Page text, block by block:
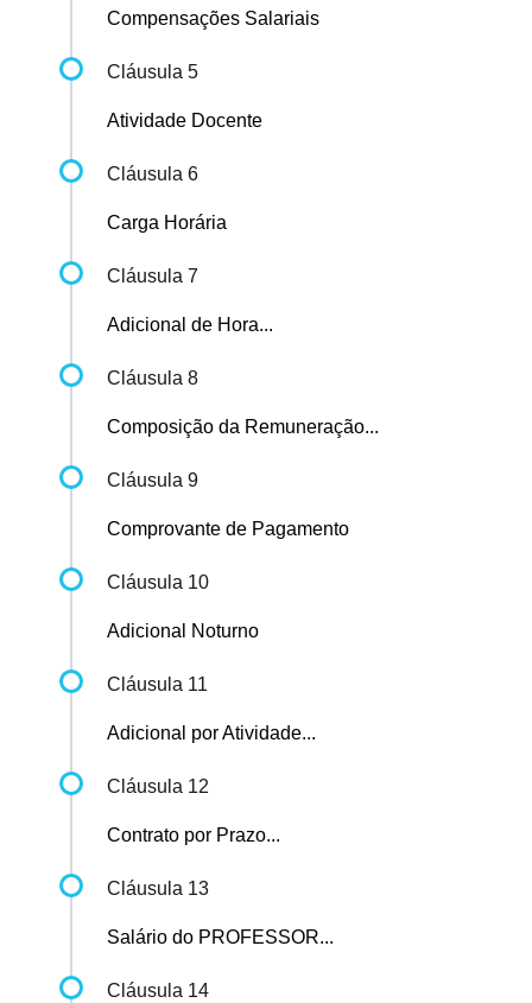
Compensações Salariais
Cláusula 5
Atividade Docente
Cláusula 6
Carga Horária
Cláusula 7
Adicional de Hora...
Cláusula 8
Composição da Remuneração...
Cláusula 9
Comprovante de Pagamento
Cláusula 10
Adicional Noturno
Cláusula 11
Adicional por Atividade...
Cláusula 12
Contrato por Prazo...
Cláusula 13
Salário do PROFESSOR...
Cláusula 14